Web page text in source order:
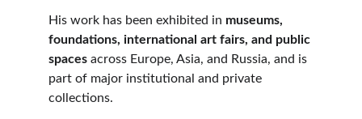
His work has been exhibited in museums,
foundations, international art fairs, and public
spaces across Europe, Asia, and Russia, and is
part of major institutional and private
collections.